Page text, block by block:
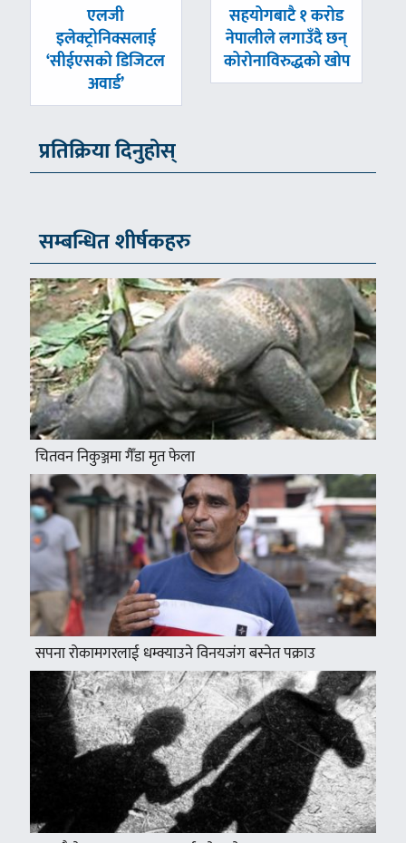
पछिल्लाे
-
एलजी
इलेक्ट्रोनिक्सलाई
‘सीईएसको डिजिटल
अवार्ड’
अघिल्लाे
-
सहयोगबाटै १ करोड
नेपालीले लगाउँदै छन्
कोरोनाविरुद्धको खोप
प्रतिक्रिया दिनुहोस्
सम्बन्धित शीर्षकहरु
चितवन निकुञ्जमा गैँडा मृत फेला
सपना रोकामगरलाई धम्क्याउने विनयजंग बस्नेत पक्राउ